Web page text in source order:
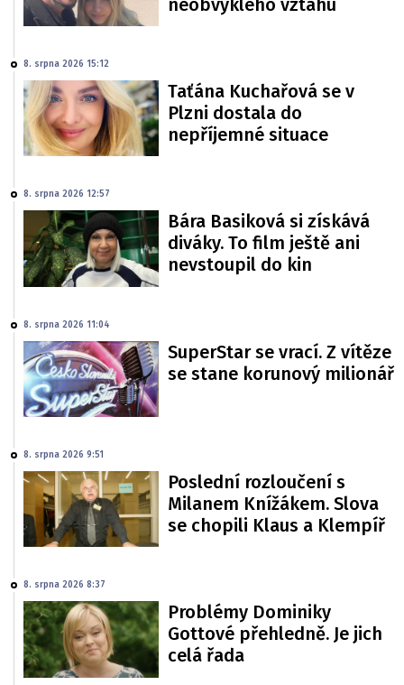
8. srpna 2026 15:12
Taťána Kuchařová se v
Plzni dostala do
nepříjemné situace
8. srpna 2026 12:57
Bára Basiková si získává
diváky. To film ještě ani
nevstoupil do kin
8. srpna 2026 11:04
SuperStar se vrací. Z vítěze
se stane korunový milionář
8. srpna 2026 9:51
Poslední rozloučení s
Milanem Knížákem. Slova
se chopili Klaus a Klempíř
8. srpna 2026 8:37
Problémy Dominiky
Gottové přehledně. Je jich
celá řada